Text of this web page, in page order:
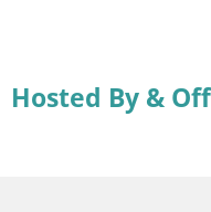
Hosted By &